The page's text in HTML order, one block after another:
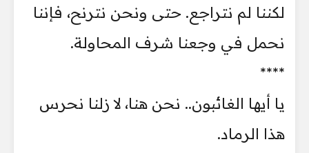
لكننا لم نتراجع. حتى ونحن نترنح، فإننا
نحمل في وجعنا شرف المحاولة.
****
يا أيها الغائبون.. نحن هنا، لا زلنا نحرس
هذا الرماد.